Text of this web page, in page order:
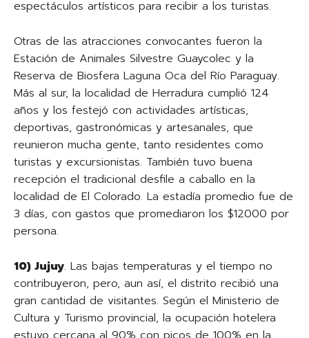
espectáculos artísticos para recibir a los turistas.
Otras de las atracciones convocantes fueron la
Estación de Animales Silvestre Guaycolec y la
Reserva de Biosfera Laguna Oca del Río Paraguay.
Más al sur, la localidad de Herradura cumplió 124
años y los festejó con actividades artísticas,
deportivas, gastronómicas y artesanales, que
reunieron mucha gente, tanto residentes como
turistas y excursionistas. También tuvo buena
recepción el tradicional desfile a caballo en la
localidad de El Colorado. La estadía promedio fue de
3 días, con gastos que promediaron los $12000 por
persona.
10) Jujuy. Las bajas temperaturas y el tiempo no
contribuyeron, pero, aun así, el distrito recibió una
gran cantidad de visitantes. Según el Ministerio de
Cultura y Turismo provincial, la ocupación hotelera